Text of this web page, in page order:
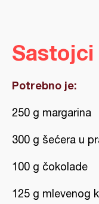
Sastojci
Potrebno je:
250 g margarina
300 g šećera u
100 g čokolade
125 g mlevenog